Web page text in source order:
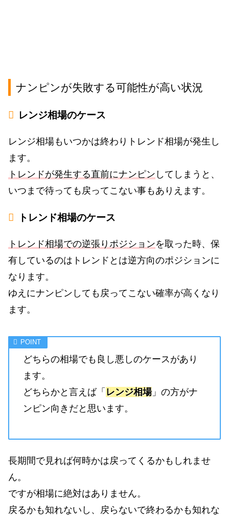
ナンピンが失敗する可能性が高い状況
レンジ相場のケース
レンジ相場もいつかは終わりトレンド相場が発生し
ます。
トレンドが発生する直前にナンピン してしまうと、
いつまで待っても戻ってこない事もありえます。
トレンド相場のケース
トレンド相場での逆張りポジションを取った時、保
有しているのはトレンドとは逆方向のポジションに
なります。
ゆえにナンピンしても戻ってこない確率が高くなり
ます。
どちらの相場でも良し悪しのケースがあり
ます。
どちらかと言えば「 レンジ相場」の方がナ
ンピン向きだと思います。
長期間で見れば何時かは戻ってくるかもしれませ
ん。
ですが相場に絶対はありません。
戻るかも知れないし、戻らないで終わるかも知れな